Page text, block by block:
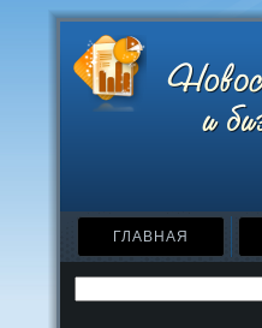
ГЛАВНАЯ